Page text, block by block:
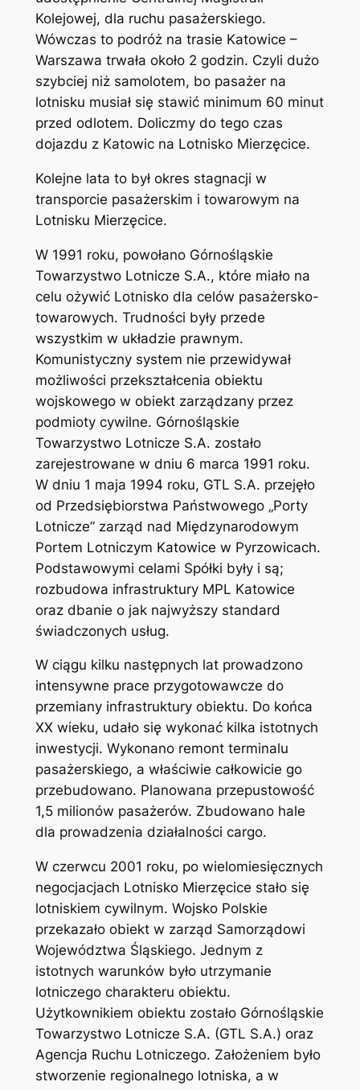
Kolejowej, dla ruchu pasażerskiego.
Wówczas to podróż na trasie Katowice –
Warszawa trwała około 2 godzin. Czyli dużo
szybciej niż samolotem, bo pasażer na
lotnisku musiał się stawić minimum 60 minut
przed odlotem. Doliczmy do tego czas
dojazdu z Katowic na Lotnisko Mierzęcice.
Kolejne lata to był okres stagnacji w
transporcie pasażerskim i towarowym na
Lotnisku Mierzęcice.
W 1991 roku, powołano Górnośląskie
Towarzystwo Lotnicze S.A., które miało na
celu ożywić Lotnisko dla celów pasażersko-
towarowych. Trudności były przede
wszystkim w układzie prawnym.
Komunistyczny system nie przewidywał
możliwości przekształcenia obiektu
wojskowego w obiekt zarządzany przez
podmioty cywilne. Górnośląskie
Towarzystwo Lotnicze S.A. zostało
zarejestrowane w dniu 6 marca 1991 roku.
W dniu 1 maja 1994 roku, GTL S.A. przejęło
od Przedsiębiorstwa Państwowego „Porty
Lotnicze” zarząd nad Międzynarodowym
Portem Lotniczym Katowice w Pyrzowicach.
Podstawowymi celami Spółki były i są;
rozbudowa infrastruktury MPL Katowice
oraz dbanie o jak najwyższy standard
świadczonych usług.
W ciągu kilku następnych lat prowadzono
intensywne prace przygotowawcze do
przemiany infrastruktury obiektu. Do końca
XX wieku, udało się wykonać kilka istotnych
inwestycji. Wykonano remont terminalu
pasażerskiego, a właściwie całkowicie go
przebudowano. Planowana przepustowość
1,5 milionów pasażerów. Zbudowano hale
dla prowadzenia działalności cargo.
W czerwcu 2001 roku, po wielomiesięcznych
negocjacjach Lotnisko Mierzęcice stało się
lotniskiem cywilnym. Wojsko Polskie
przekazało obiekt w zarząd Samorządowi
Województwa Śląskiego. Jednym z
istotnych warunków było utrzymanie
lotniczego charakteru obiektu.
Użytkownikiem obiektu zostało Górnośląskie
Towarzystwo Lotnicze S.A. (GTL S.A.) oraz
Agencja Ruchu Lotniczego. Założeniem było
stworzenie regionalnego lotniska, a w